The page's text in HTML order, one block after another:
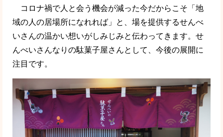
コロナ禍で人と会う機会が減った今だからこそ「地
域の人の居場所になれれば」と、場を提供するせんべ
いさんの温かい想いがしみじみと伝わってきます。せ
んべいさんなりの駄菓子屋さんとして、今後の展開に
注目です。